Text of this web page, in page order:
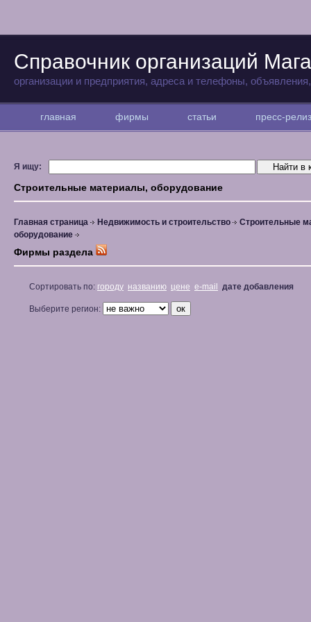
Справочник организаций
организации и предприятия, адреса и телефоны,
главная фирмы статьи пресс-
Я ищу:
Строительные материалы, оборудование
Главная страница Недвижимость и строительство
Строительные
оборудование
Фирмы раздела
Сортировать по: городу названию цене e-mail дате добавления
Выберите регион: